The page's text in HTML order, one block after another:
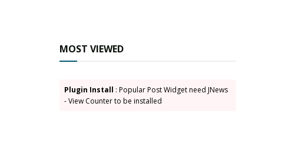
MOST VIEWED
Plugin Install : Popular Post Widget need JNews
- View Counter to be installed